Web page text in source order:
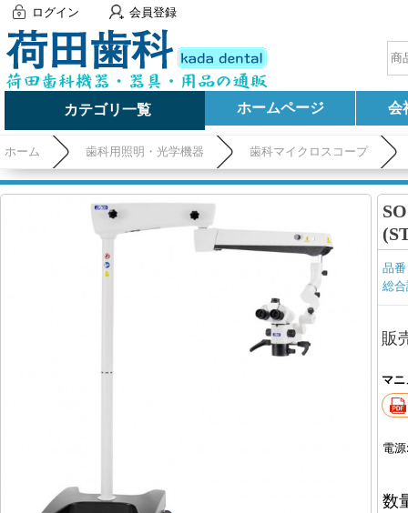
ログイン 会員登録
カテゴリ一覧 ホームページ 会
ホーム 歯科用照明・光学機器 歯科マイクロスコープ
品
総
販
マ
電源:
数